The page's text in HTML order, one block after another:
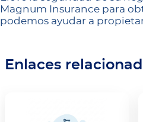
Magnum Insurance para
podemos ayudar a
Enlaces